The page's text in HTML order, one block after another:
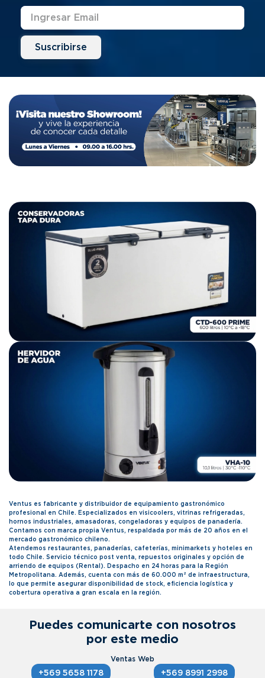
Suscribirse
Ventus es fabricante y distribuidor de equipamiento gastronómico
profesional en Chile. Especializados en visicoolers, vitrinas refrigeradas,
hornos industriales, amasadoras, congeladoras y equipos de panadería.
Contamos con marca propia Ventus, respaldada por más de 20 años en el
mercado gastronómico chileno.
Atendemos restaurantes, panaderías, cafeterías, minimarkets y hoteles en
todo Chile. Servicio técnico post venta, repuestos originales y opción de
arriendo de equipos (Rental). Despacho en 24 horas para la Región
Metropolitana. Además, cuenta con más de 60.000 m² de infraestructura,
lo que permite asegurar disponibilidad de stock, eficiencia logística y
cobertura operativa a gran escala en la región.
Puedes comunicarte con nosotros
por este medio
+569 5658 1178 +569 8991 2998